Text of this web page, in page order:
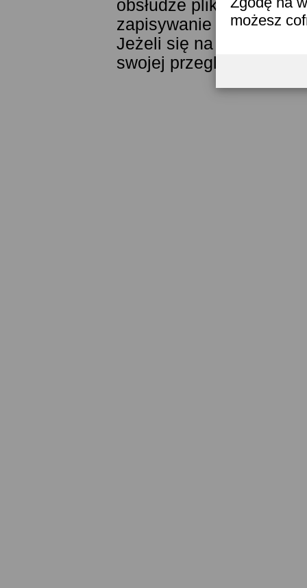
możesz
obsłudze plików
zapisywanie ich w
Jeżeli się na to nie
swojej przeglądarki.